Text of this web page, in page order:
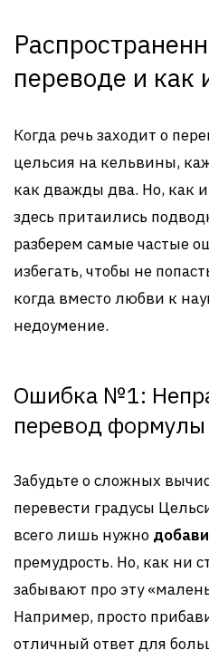
переводе и как
Когда речь заходит о
цельсия на кельвины,
как дважды два. Но, как
здесь притаились
разберем самые частые
избегать, чтобы не
когда вместо любви к
недоумение.
Ошибка №1:
перевод формулы
Забудьте о сложных
перевести градусы
всего лишь нужно
премудрость. Но, как ни
забывают про эту
Например, просто
отличный ответ для